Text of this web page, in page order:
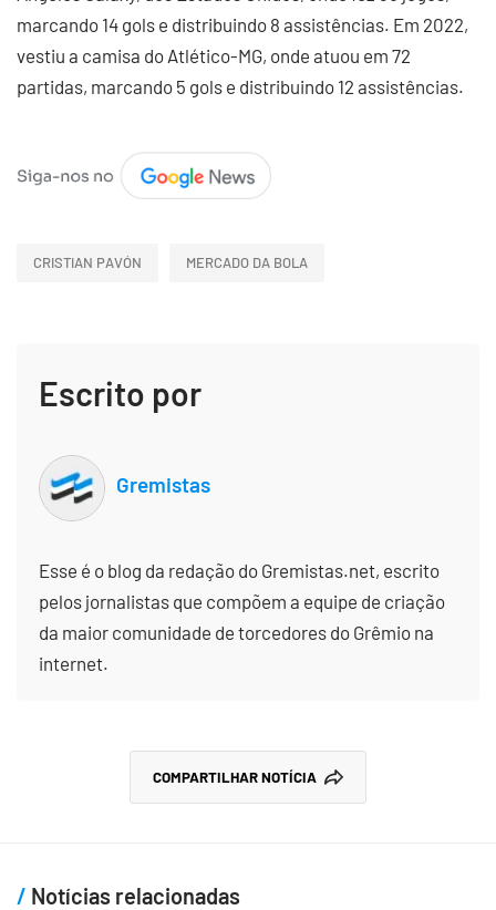
marcando 14 gols e distribuindo 8 assistências. Em 2022,
vestiu a camisa do Atlético-MG, onde atuou em 72
partidas, marcando 5 gols e distribuindo 12 assistências.
CRISTIAN PAVÓN MERCADO DA BOLA
Escrito por
Gremistas
Esse é o blog da redação do Gremistas.net, escrito
pelos jornalistas que compõem a equipe de criação
da maior comunidade de torcedores do Grêmio na
internet.
COMPARTILHAR NOTÍCIA
Notícias relacionadas